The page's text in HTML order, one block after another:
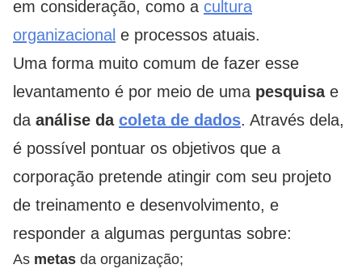
em consideração, como a cultura
organizacional e processos atuais.
Uma forma muito comum de fazer esse
levantamento é por meio de uma pesquisae
da análise da coleta de dados. Através dela,
é possível pontuar os objetivos que a
corporação pretende atingir com seu projeto
de treinamento e desenvolvimento, e
responder a algumas perguntas sobre:
As metas da organização;